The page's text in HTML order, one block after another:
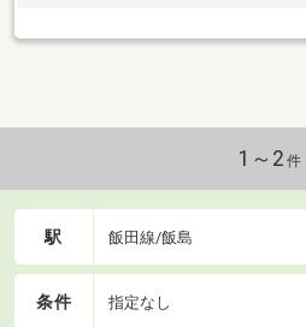
1～2 件
駅 飯田線/飯島
条件 指定なし